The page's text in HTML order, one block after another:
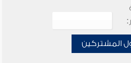
المشتركين